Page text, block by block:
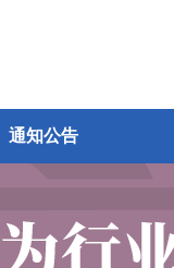
通知公告